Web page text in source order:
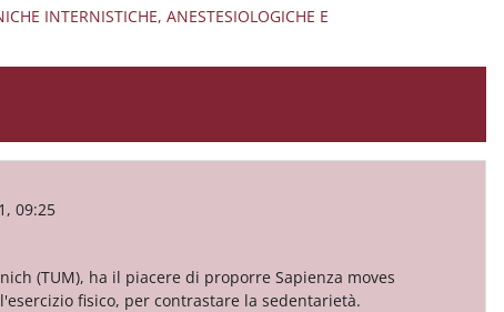
INTERNISTICHE, ANESTESIOLOGICHE E
09:25
(TUM), ha il piacere di proporre Sapienza moves
fisico, per contrastare la sedentarietà.